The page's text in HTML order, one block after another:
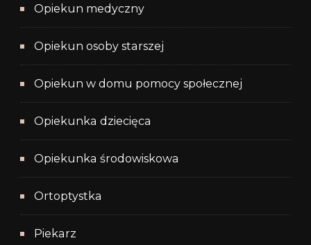
Opiekun medyczny
Opiekun osoby starszej
Opiekun w domu pomocy społecznej
Opiekunka dziecięca
Opiekunka środowiskowa
Ortoptystka
Piekarz